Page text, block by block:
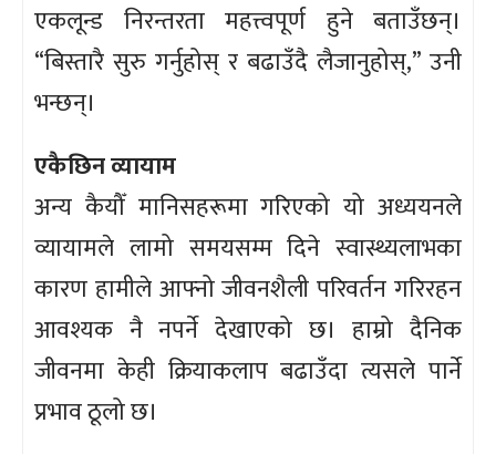
एकलून्ड निरन्तरता महत्त्वपूर्ण हुने बताउँछन्।
“बिस्तारै सुरु गर्नुहोस् र बढाउँदै लैजानुहोस्,” उनी
भन्छन्।
एकैछिन व्यायाम
अन्य कैयौँ मानिसहरूमा गरिएको यो अध्ययनले
व्यायामले लामो समयसम्म दिने स्वास्थ्यलाभका
कारण हामीले आफ्नो जीवनशैली परिवर्तन गरिरहन
आवश्यक नै नपर्ने देखाएको छ। हाम्रो दैनिक
जीवनमा केही क्रियाकलाप बढाउँदा त्यसले पार्ने
प्रभाव ठूलो छ।